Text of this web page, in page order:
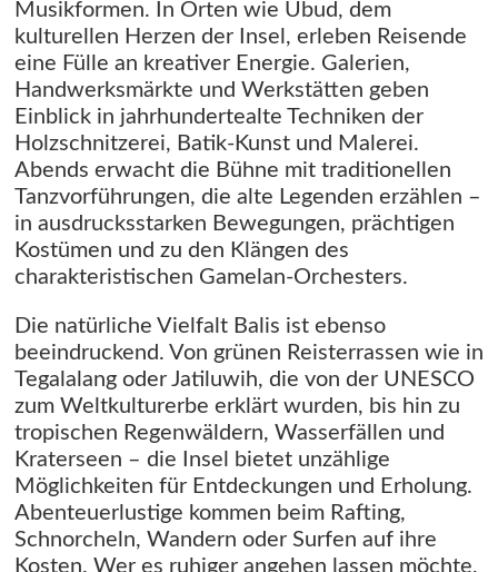
Musikformen. In Orten wie Ubud, dem
kulturellen Herzen der Insel, erleben Reisende
eine Fülle an kreativer Energie. Galerien,
Handwerksmärkte und Werkstätten geben
Einblick in jahrhundertealte Techniken der
Holzschnitzerei, Batik-Kunst und Malerei.
Abends erwacht die Bühne mit traditionellen
Tanzvorführungen, die alte Legenden erzählen –
in ausdrucksstarken Bewegungen, prächtigen
Kostümen und zu den Klängen des
charakteristischen Gamelan-Orchesters.
Die natürliche Vielfalt Balis ist ebenso
beeindruckend. Von grünen Reisterrassen wie in
Tegalalang oder Jatiluwih, die von der UNESCO
zum Weltkulturerbe erklärt wurden, bis hin zu
tropischen Regenwäldern, Wasserfällen und
Kraterseen – die Insel bietet unzählige
Möglichkeiten für Entdeckungen und Erholung.
Abenteuerlustige kommen beim Rafting,
Schnorcheln, Wandern oder Surfen auf ihre
Kosten. Wer es ruhiger angehen lassen möchte,